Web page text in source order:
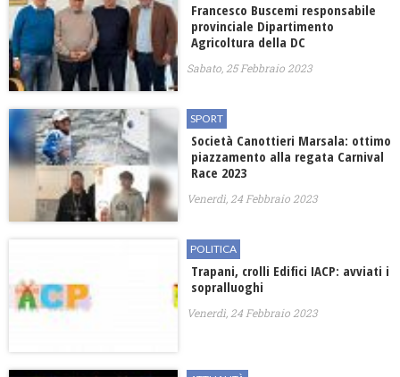
Francesco Buscemi responsabile
provinciale Dipartimento
Agricoltura della DC
Sabato, 25 Febbraio 2023
SPORT
Società Canottieri Marsala: ottimo
piazzamento alla regata Carnival
Race 2023
Venerdì, 24 Febbraio 2023
POLITICA
Trapani, crolli Edifici IACP: avviati i
sopralluoghi
Venerdì, 24 Febbraio 2023